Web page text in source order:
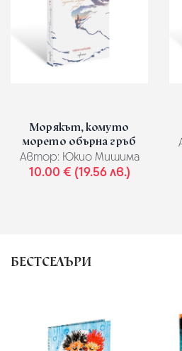
Морякът, комуто
морето обърна гръб
Автор: Юкио Мишима
10.00 € (19.56 лв.)
БЕСТСЕЛЪРИ